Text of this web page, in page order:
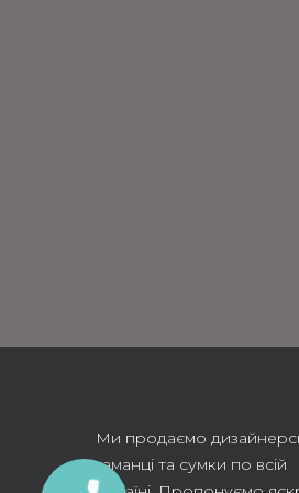
Ми продаємо
гаманці та сумки по всій